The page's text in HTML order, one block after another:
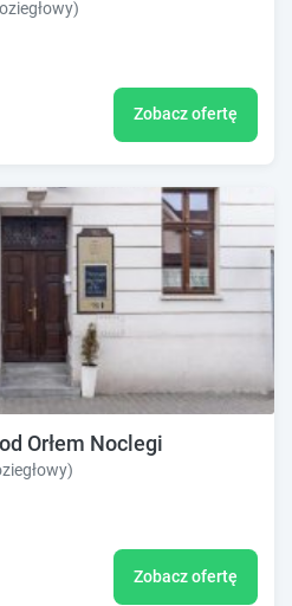
Zobacz ofertę
Orłem Noclegi
Zobacz ofertę